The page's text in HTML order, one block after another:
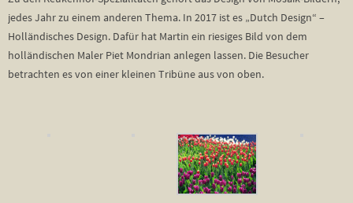
jedes Jahr zu einem anderen Thema. In 2017 ist es „Dutch Design“ –
Holländisches Design. Dafür hat Martin ein riesiges Bild von dem
holländischen Maler Piet Mondrian anlegen lassen. Die Besucher
betrachten es von einer kleinen Tribüne aus von oben.